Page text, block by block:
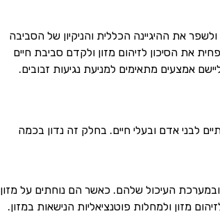
את ההיגיינה הכללית והניקיון של הסביבה
את הסיכון לזיהום מזון ולקדם סביבת חיים
אמצעים מתאימים למניעת נגיעות זבובים.
לבני אדם ובעלי חיים. בחלק זה נדון בכמה
ובמערכת העיכול שלהם. כאשר הם נוחתים על מזון
מזון ולמחלות פוטנציאליות הנישאות במזון.